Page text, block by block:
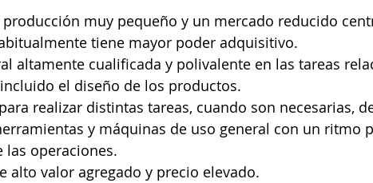
muy pequeño y un mercado reducido
tiene mayor poder adquisitivo.
altamente cualificada y polivalente en las tareas
el diseño de los productos.
realizar distintas tareas, cuando son necesarias,
y máquinas de uso general con un ritmo
las operaciones.
alto valor agregado y precio elevado.